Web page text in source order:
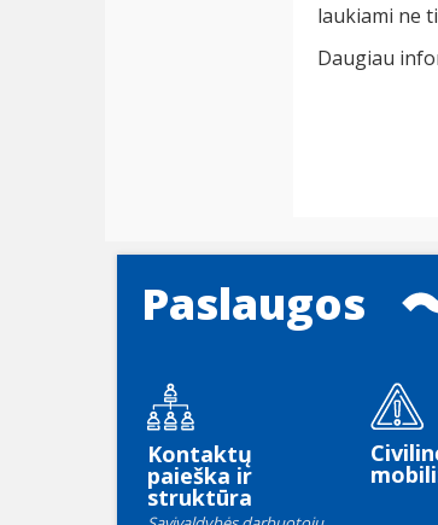
laukiami ne
Daugiau
Paslaugos
Kontaktų
paieška ir
struktūra